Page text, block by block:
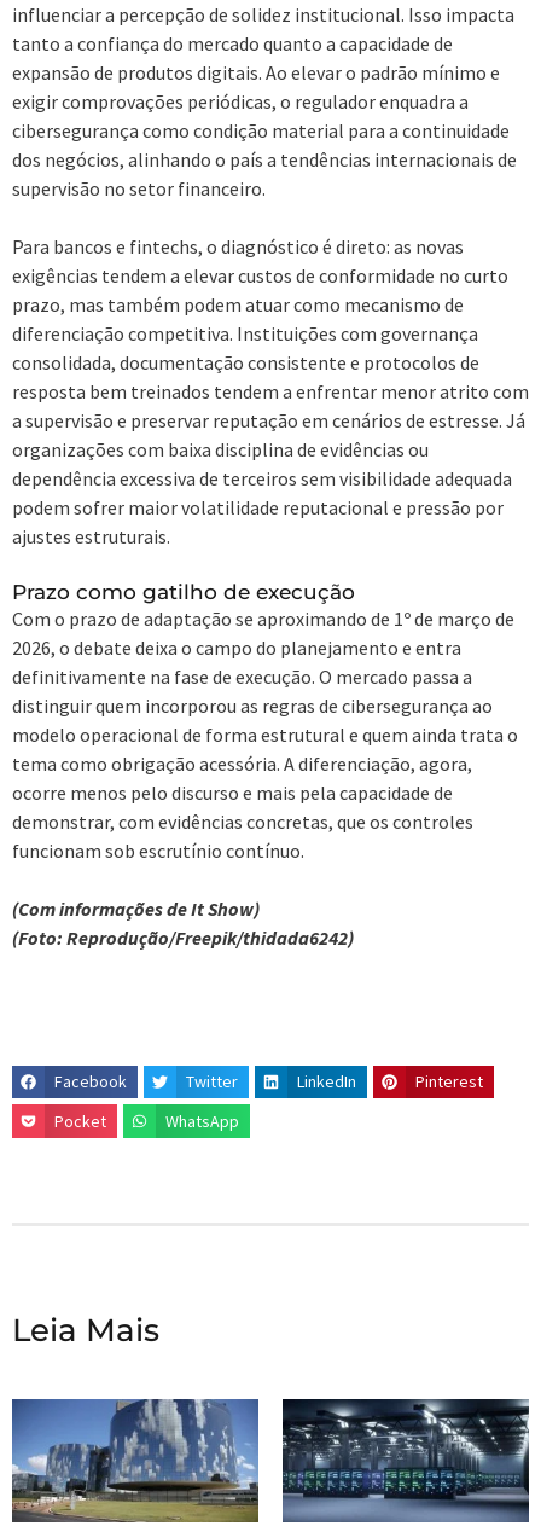
influenciar a percepção de solidez institucional. Isso impacta
tanto a confiança do mercado quanto a capacidade de
expansão de produtos digitais. Ao elevar o padrão mínimo e
exigir comprovações periódicas, o regulador enquadra a
cibersegurança como condição material para a continuidade
dos negócios, alinhando o país a tendências internacionais de
supervisão no setor financeiro.
Para bancos e fintechs, o diagnóstico é direto: as novas
exigências tendem a elevar custos de conformidade no curto
prazo, mas também podem atuar como mecanismo de
diferenciação competitiva. Instituições com governança
consolidada, documentação consistente e protocolos de
resposta bem treinados tendem a enfrentar menor atrito com
a supervisão e preservar reputação em cenários de estresse. Já
organizações com baixa disciplina de evidências ou
dependência excessiva de terceiros sem visibilidade adequada
podem sofrer maior volatilidade reputacional e pressão por
ajustes estruturais.
Prazo como gatilho de execução
Com o prazo de adaptação se aproximando de 1º de março de
2026, o debate deixa o campo do planejamento e entra
definitivamente na fase de execução. O mercado passa a
distinguir quem incorporou as regras de cibersegurança ao
modelo operacional de forma estrutural e quem ainda trata o
tema como obrigação acessória. A diferenciação, agora,
ocorre menos pelo discurso e mais pela capacidade de
demonstrar, com evidências concretas, que os controles
funcionam sob escrutínio contínuo.
(Com informações de It Show)
(Foto: Reprodução/Freepik/thidada6242)
Facebook Twitter LinkedIn
Pinterest
Pocket
WhatsApp
Leia Mais